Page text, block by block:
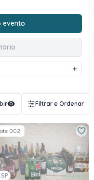
evento
Filtrar e Ordenar
SP
002